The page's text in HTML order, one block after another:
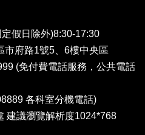
假日除外)8:30-17:30
市府路1號5、6樓中央區
(免付費電話服務，公共電話
各科室分機電話)
建議瀏覽解析度1024*768